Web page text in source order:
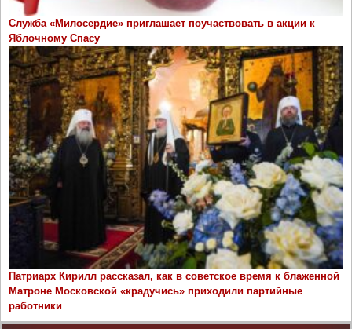
Служба «Милосердие» приглашает поучаствовать в акции к
Яблочному Спасу
Патриарх Кирилл рассказал, как в советское время к блаженной
Матроне Московской «крадучись» приходили партийные
работники